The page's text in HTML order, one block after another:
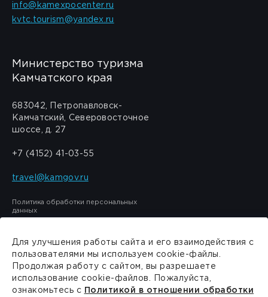
info@kamexpocenter.ru
kvtc.tourism@yandex.ru
Министерство туризма
Камчатского края
683042, Петропавловск-
Камчатский, Северовосточное
шоссе, д. 27
+7 (4152) 41-03-55
travel@kamgov.ru
Политика обработки персональных
данных
Сделано в
Для улучшения работы сайта и его взаимодействия с
пользователями мы используем cookie-файлы.
Продолжая работу с сайтом, вы разрешаете
использование cookie-файлов. Пожалуйста,
ознакомьтесь с Политикой в отношении обработки